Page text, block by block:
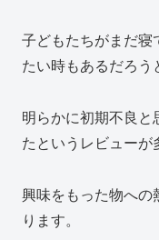
子どもたちがまだ寝
たい時もあるだろう
明らかに初期不良
たというレビューが
興味をもった物への
ります。